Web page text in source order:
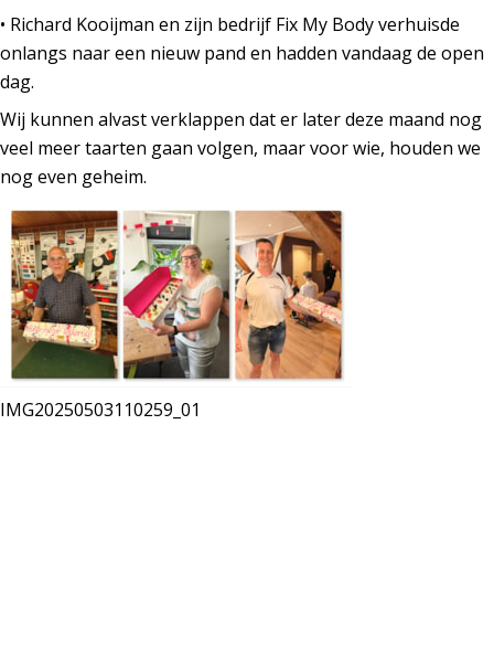
• Richard Kooijman en zijn bedrijf Fix My Body verhuisde
onlangs naar een nieuw pand en hadden vandaag de open
dag.
Wij kunnen alvast verklappen dat er later deze maand nog
veel meer taarten gaan volgen, maar voor wie, houden we
nog even geheim.
IMG20250503110259_01